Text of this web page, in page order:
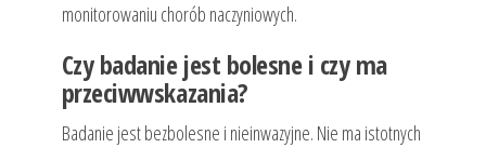
monitorowaniu chorób naczyniowych.
Czy badanie jest bolesne i czy ma
przeciwwskazania?
Badanie jest bezbolesne i nieinwazyjne. Nie ma istotnych